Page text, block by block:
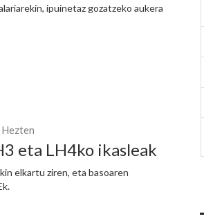
ipuinetaz gozatzeko aukera
eta LH4ko ikasleak
elkartu ziren, eta basoaren